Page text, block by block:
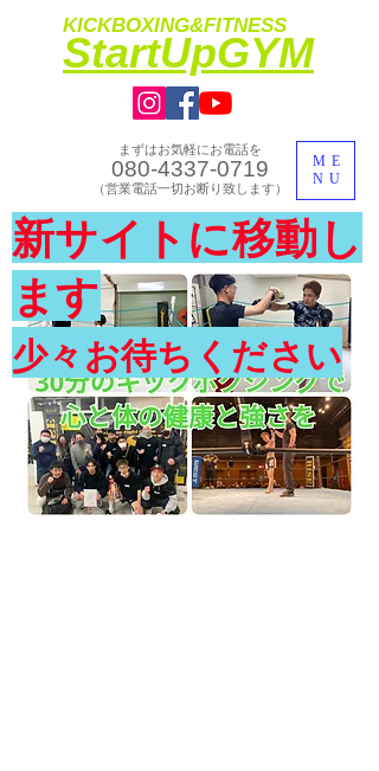
KICKBOXING&FITNESS
​StartUpGYM
ME
NU
まずはお気軽にお電話を
080-4337-0719
​（営業電話一切お断り致します）
​体験入会実施中
新サイトに移動し
ます
少々お待ちください